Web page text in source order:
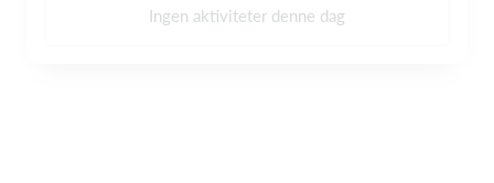
Ingen aktiviteter denne dag